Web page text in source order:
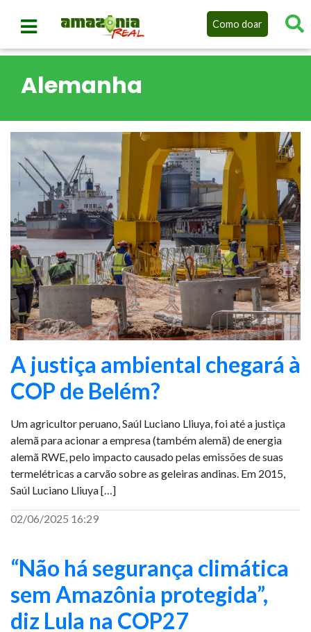
Como doar
Alemanha
A justiça ambiental chegará à
COP de Belém?
Um agricultor peruano, Saúl Luciano Lliuya, foi até a justiça
alemã para acionar a empresa (também alemã) de energia
alemã RWE, pelo impacto causado pelas emissões de suas
termelétricas a carvão sobre as geleiras andinas. Em 2015,
Saúl Luciano Lliuya […]
02/06/2025 16:29
“Não há segurança climática
sem Amazônia protegida”,
diz Lula na COP27